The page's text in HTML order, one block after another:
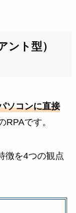
ント型）
ソコンに直接
RPAです。
徴を4つの観点